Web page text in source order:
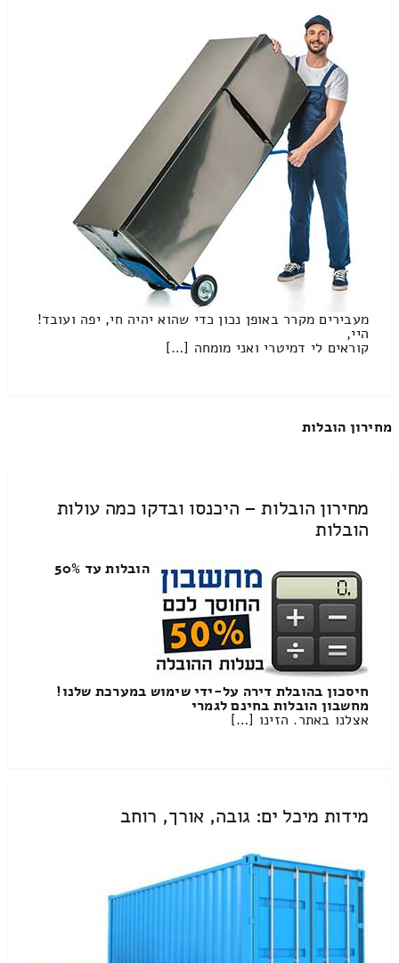
מעבירים מקרר באופן נכון כדי שהוא יהיה חי, יפה ועובד!
היי,
קוראים לי דמיטרי ואני מומחה […]
מחירון הובלות
מחירון הובלות – היכנסו ובדקו כמה עולות
הובלות
הובלות עד 50%
חיסכון בהובלת דירה על-ידי שימוש במערכת שלנו!
מחשבון הובלות בחינם לגמרי
אצלנו באתר. הזינו […]
מידות מיכל ים: גובה, אורך, רוחב